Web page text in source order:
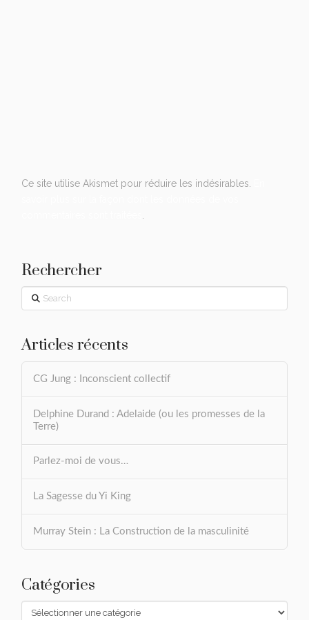
Ce site utilise Akismet pour réduire les indésirables.
Rechercher
Search
Articles récents
CG Jung : Inconscient collectif
Delphine Durand : Adelaide (ou les promesses de la
Terre)
Parlez-moi de vous…
La Sagesse du Yi King
Murray Stein : La Construction de la masculinité
Catégories
Catégories